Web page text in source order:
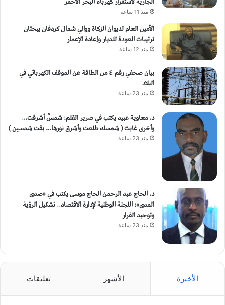
منذ 11 ساعة
الأمين العام لديوان الزكاة ووالي شمال كردفان يبحثان
ترتيبات العودة للديار وإعادة الإعمار
منذ 12 ساعة
بيان صحفي رقم ٤ من الطاقة ​عن الموقف الكهربائي في
البلاد
منذ 23 ساعة
د. معاوية عبيد يكتب في صرير القلم: شمسٌ أشرقت…
وأخرى غابت ( شمسك طلعت وأشرق نورها… بقت شمسين )
منذ 23 ساعة
د. الحاج عبد الرحمن الحاج موسى يكتب في «صدى
المدى»: اللجنة الوطنية لإدارة الاقتصاد.. تشكيل الرؤية
وتوحيد القرار
منذ 23 ساعة
الأخيرة الأشهر تعليقات